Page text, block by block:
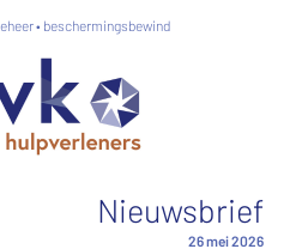
• beschermingsbewind
Nieuwsbrief
26 mei 2026